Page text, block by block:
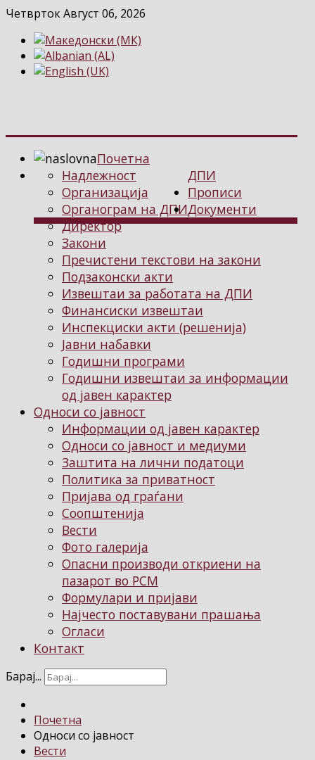
Четврток Август 06, 2026
Почетна
ДПИ
Надлежност
Организација
Органограм на ДПИ
Директор
Прописи
Закони
Пречистени текстови на закони
Подзаконски акти
Документи
Извештаи за работата на ДПИ
Финансиски извештаи
Инспекциски акти (решенија)
Јавни набавки
Годишни програми
Годишни извештаи за информации
од јавен карактер
Односи со јавност
Информации од јавен карактер
Односи со јавност и медиуми
Заштита на лични податоци
Политика за приватност
Пријава од граѓани
Соопштенија
Вести
Фото галерија
Опасни производи откриени на
пазарот во РСМ
Формулари и пријави
Најчесто поставувани прашања
Огласи
Контакт
Барај...
Почетна
Односи со јавност
Вести